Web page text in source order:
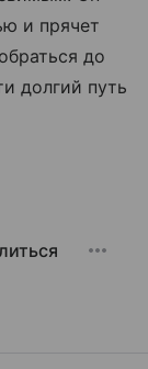
и прячет
до
долгий путь